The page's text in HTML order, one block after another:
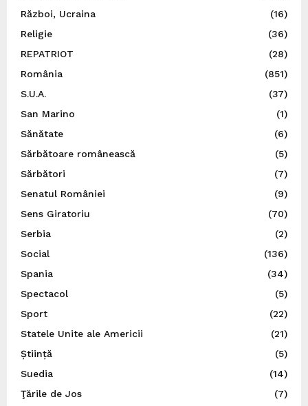
Război, Ucraina
(16)
Religie
(36)
REPATRIOT
(28)
România
(851)
S.U.A.
(37)
San Marino
(1)
Sănătate
(6)
Sărbătoare românească
(5)
Sărbători
(7)
Senatul României
(9)
Sens Giratoriu
(70)
Serbia
(2)
Social
(136)
Spania
(34)
Spectacol
(5)
Sport
(22)
Statele Unite ale Americii
(21)
Știință
(5)
Suedia
(14)
Ţările de Jos
(7)